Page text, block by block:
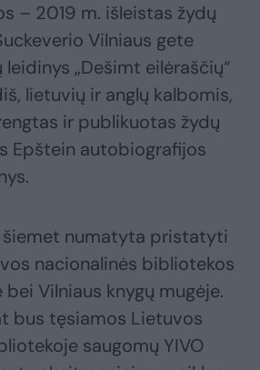
– 2019 m. išleistas žydų
Vilniaus gete
„Dešimt eilėraščių“
lietuvių ir anglų kalbomis,
ir publikuotas žydų
Epštein autobiografijos
šiemet numatyta pristatyti
nacionalinės bibliotekos
bei Vilniaus knygų mugėje.
bus tęsiamos Lietuvos
saugomų YIVO